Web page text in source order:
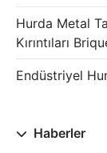
Hurda Metal
Kırıntıları
Endüstriyel
Haberler